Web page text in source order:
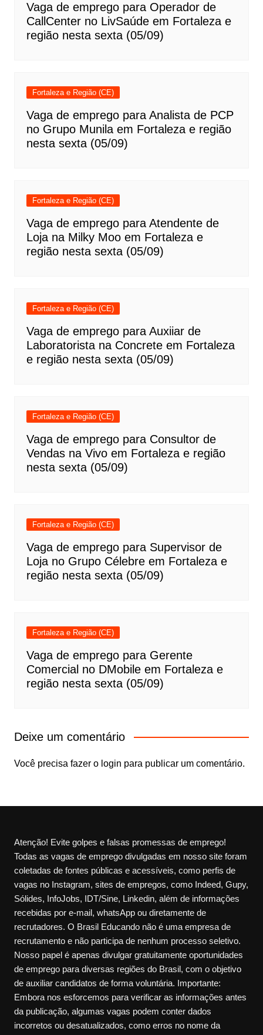
Vaga de emprego para Operador de
CallCenter no LivSaúde em Fortaleza e
região nesta sexta (05/09)
Fortaleza e Região (CE)
Vaga de emprego para Analista de PCP
no Grupo Munila em Fortaleza e região
nesta sexta (05/09)
Fortaleza e Região (CE)
Vaga de emprego para Atendente de
Loja na Milky Moo em Fortaleza e
região nesta sexta (05/09)
Fortaleza e Região (CE)
Vaga de emprego para Auxiiar de
Laboratorista na Concrete em Fortaleza
e região nesta sexta (05/09)
Fortaleza e Região (CE)
Vaga de emprego para Consultor de
Vendas na Vivo em Fortaleza e região
nesta sexta (05/09)
Fortaleza e Região (CE)
Vaga de emprego para Supervisor de
Loja no Grupo Célebre em Fortaleza e
região nesta sexta (05/09)
Fortaleza e Região (CE)
Vaga de emprego para Gerente
Comercial no DMobile em Fortaleza e
região nesta sexta (05/09)
Deixe um comentário
Você precisa fazer o login para publicar um comentário.
Atenção! Evite golpes e falsas promessas de emprego!
Todas as vagas de emprego divulgadas em nosso site foram
coletadas de fontes públicas e acessíveis, como perfis de
vagas no Instagram, sites de empregos, como Indeed, Gupy,
Sólides, InfoJobs, IDT/Sine, Linkedin, além de informações
recebidas por e-mail, whatsApp ou diretamente de
recrutadores. O Brasil Educando não é uma empresa de
recrutamento e não participa de nenhum processo seletivo.
Nosso papel é apenas divulgar gratuitamente oportunidades
de emprego para diversas regiões do Brasil, com o objetivo
de auxiliar candidatos de forma voluntária. Importante:
Embora nos esforcemos para verificar as informações antes
da publicação, algumas vagas podem conter dados
incorretos ou desatualizados, como erros no nome da